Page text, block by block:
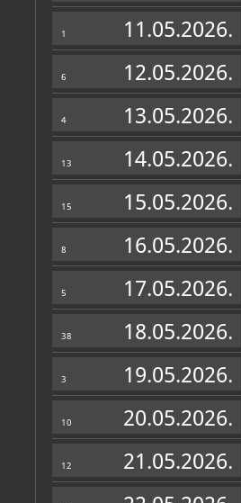
1 11.05.2026.
6 12.05.2026.
4 13.05.2026.
13 14.05.2026.
15 15.05.2026.
8 16.05.2026.
5 17.05.2026.
38 18.05.2026.
3 19.05.2026.
10 20.05.2026.
12 21.05.2026.